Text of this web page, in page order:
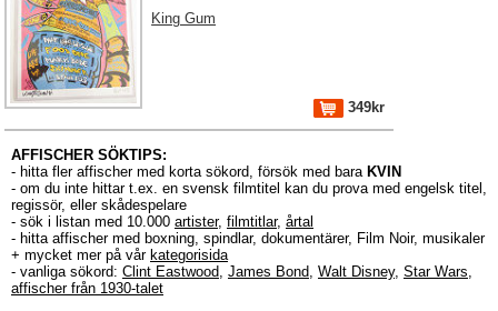
King Gum
349kr
AFFISCHER SÖKTIPS:
- hitta fler affischer med korta sökord, försök med bara KVIN
- om du inte hittar t.ex. en svensk filmtitel kan du prova med engelsk titel,
regissör, eller skådespelare
- sök i listan med 10.000 artister, filmtitlar, årtal
- hitta affischer med boxning, spindlar, dokumentärer, Film Noir, musikaler
+ mycket mer på vår kategorisida
- vanliga sökord: Clint Eastwood, James Bond, Walt Disney, Star Wars,
affischer från 1930-talet